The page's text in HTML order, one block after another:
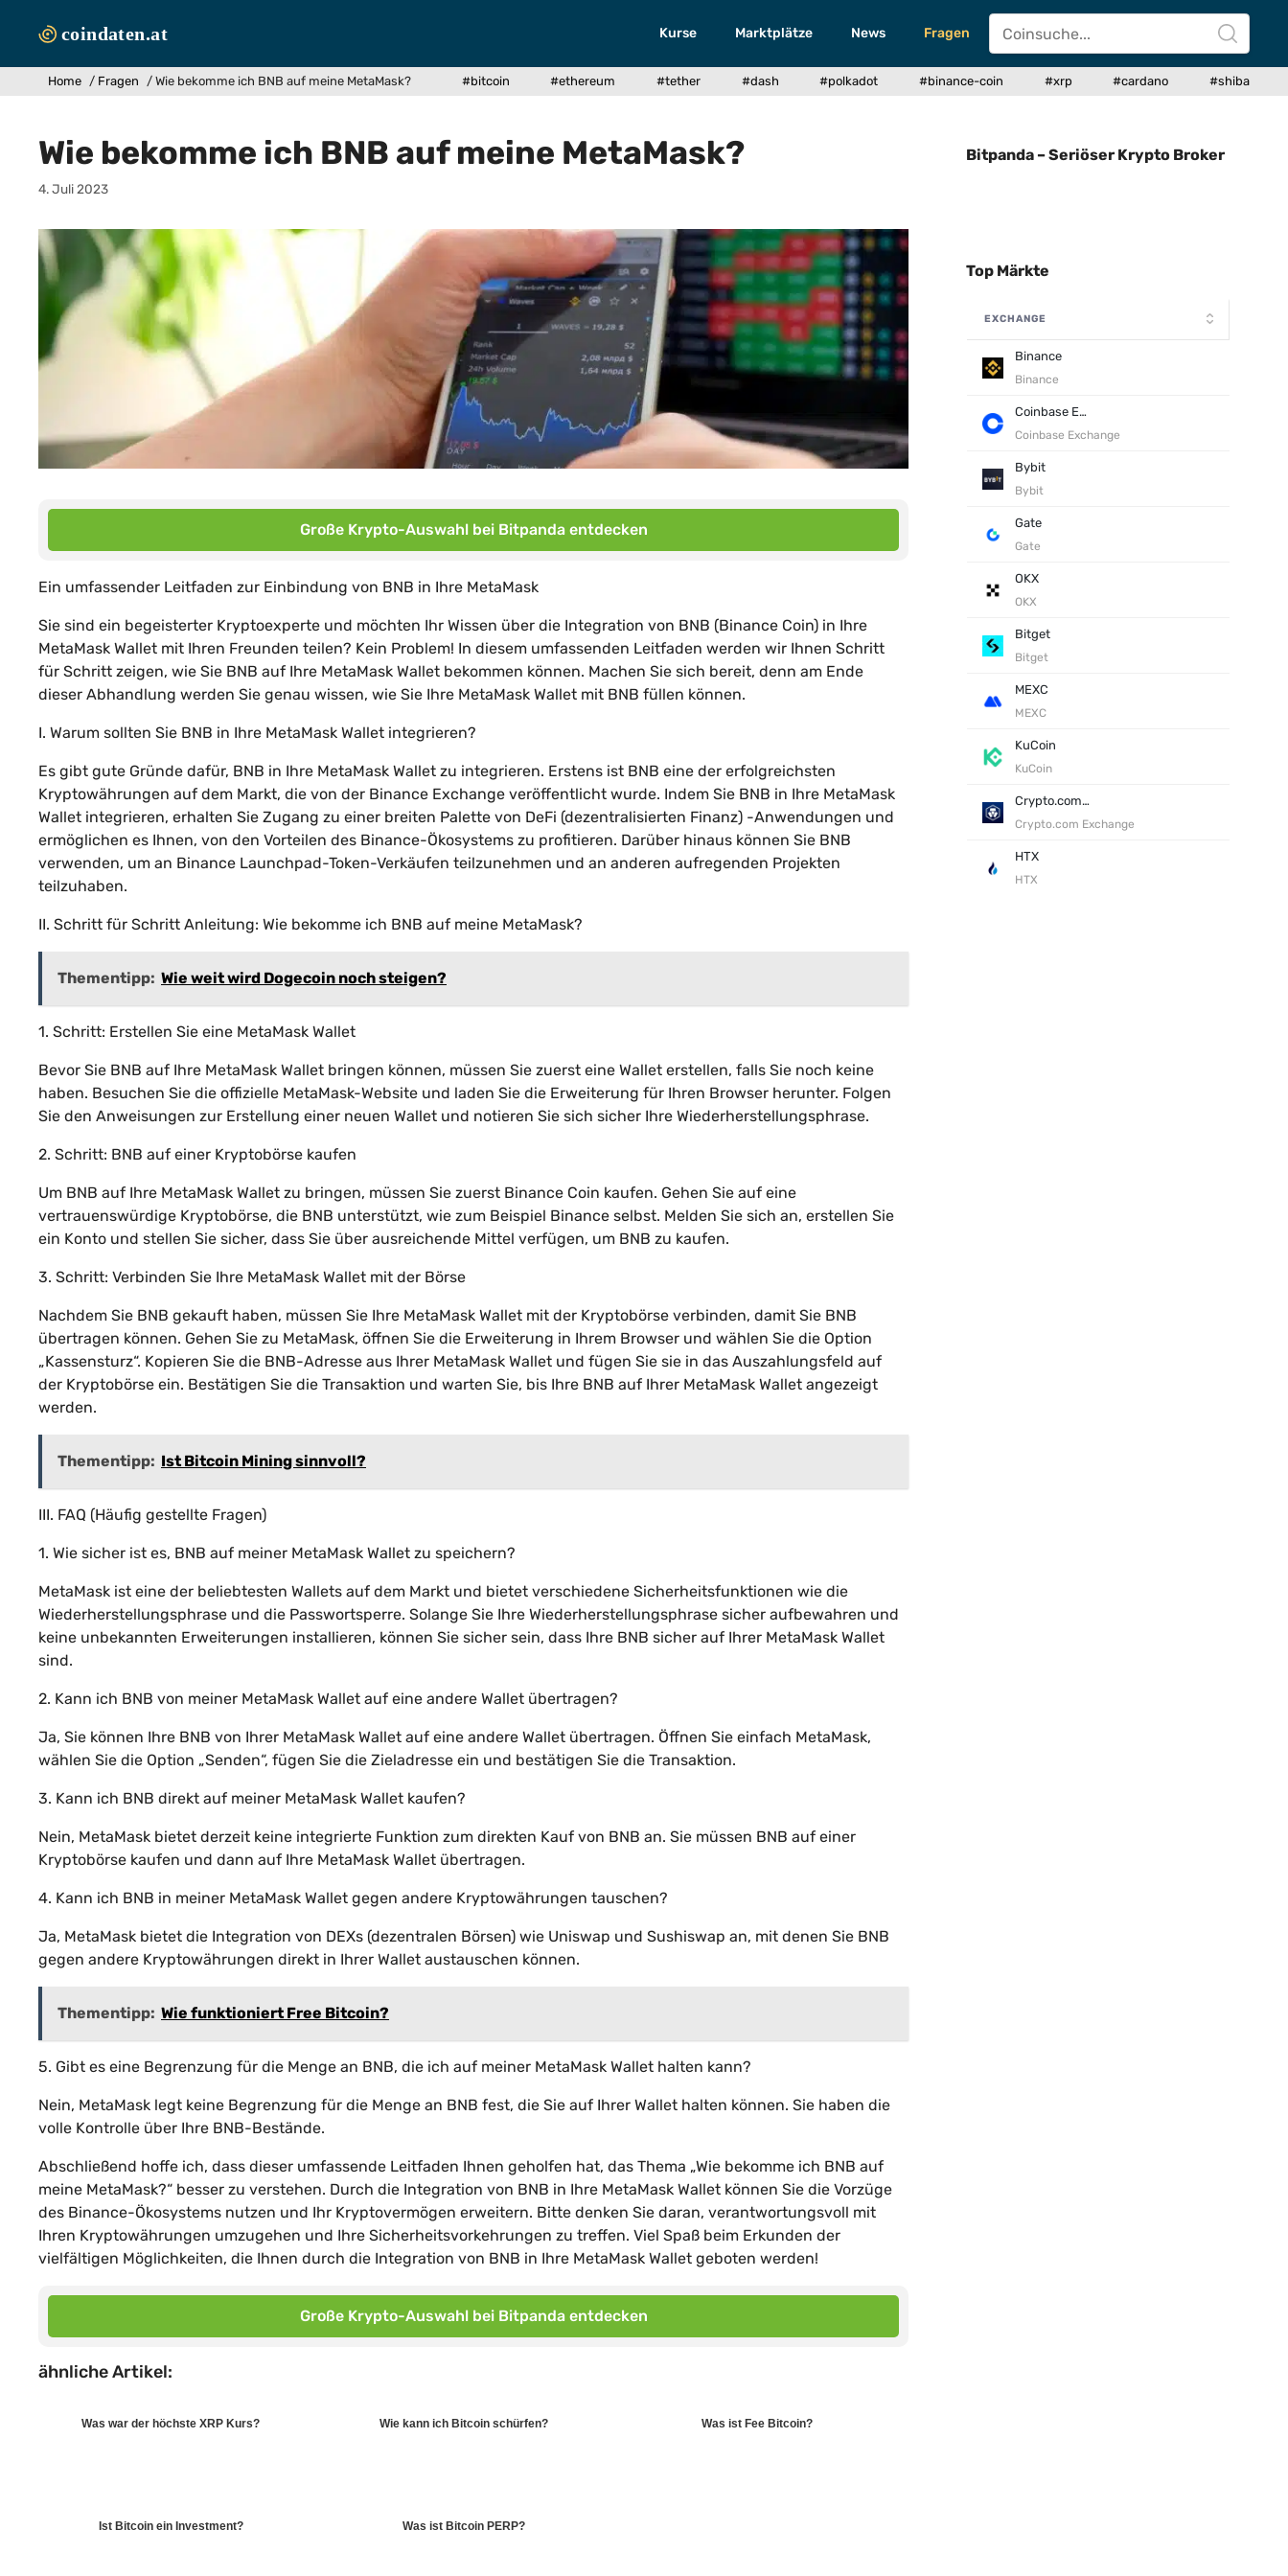
Inhalt
Kurse Marktplätze News Fragen
Home / Fragen / Wie bekomme ich BNB auf meine MetaMask? #bitcoin #ethereum #tether #dash #polkadot #binance-coin #xrp #cardano #shiba
Wie bekomme ich BNB auf meine MetaMask?
4. Juli 2023
Große Krypto-Auswahl bei Bitpanda entdecken
Ein umfassender Leitfaden zur Einbindung von BNB in Ihre MetaMask
Sie sind ein begeisterter Kryptoexperte und möchten Ihr Wissen über die Integration von BNB (Binance Coin) in Ihre
MetaMask Wallet mit Ihren Freunden teilen? Kein Problem! In diesem umfassenden Leitfaden werden wir Ihnen Schritt
für Schritt zeigen, wie Sie BNB auf Ihre MetaMask Wallet bekommen können. Machen Sie sich bereit, denn am Ende
dieser Abhandlung werden Sie genau wissen, wie Sie Ihre MetaMask Wallet mit BNB füllen können.
I. Warum sollten Sie BNB in Ihre MetaMask Wallet integrieren?
Es gibt gute Gründe dafür, BNB in Ihre MetaMask Wallet zu integrieren. Erstens ist BNB eine der erfolgreichsten
Kryptowährungen auf dem Markt, die von der Binance Exchange veröffentlicht wurde. Indem Sie BNB in Ihre MetaMask
Wallet integrieren, erhalten Sie Zugang zu einer breiten Palette von DeFi (dezentralisierten Finanz) -Anwendungen und
ermöglichen es Ihnen, von den Vorteilen des Binance-Ökosystems zu profitieren. Darüber hinaus können Sie BNB
verwenden, um an Binance Launchpad-Token-Verkäufen teilzunehmen und an anderen aufregenden Projekten
teilzuhaben.
II. Schritt für Schritt Anleitung: Wie bekomme ich BNB auf meine MetaMask?
Thementipp: Wie weit wird Dogecoin noch steigen?
1. Schritt: Erstellen Sie eine MetaMask Wallet
Bevor Sie BNB auf Ihre MetaMask Wallet bringen können, müssen Sie zuerst eine Wallet erstellen, falls Sie noch keine
haben. Besuchen Sie die offizielle MetaMask-Website und laden Sie die Erweiterung für Ihren Browser herunter. Folgen
Sie den Anweisungen zur Erstellung einer neuen Wallet und notieren Sie sich sicher Ihre Wiederherstellungsphrase.
2. Schritt: BNB auf einer Kryptobörse kaufen
Um BNB auf Ihre MetaMask Wallet zu bringen, müssen Sie zuerst Binance Coin kaufen. Gehen Sie auf eine
vertrauenswürdige Kryptobörse, die BNB unterstützt, wie zum Beispiel Binance selbst. Melden Sie sich an, erstellen Sie
ein Konto und stellen Sie sicher, dass Sie über ausreichende Mittel verfügen, um BNB zu kaufen.
3. Schritt: Verbinden Sie Ihre MetaMask Wallet mit der Börse
Nachdem Sie BNB gekauft haben, müssen Sie Ihre MetaMask Wallet mit der Kryptobörse verbinden, damit Sie BNB
übertragen können. Gehen Sie zu MetaMask, öffnen Sie die Erweiterung in Ihrem Browser und wählen Sie die Option
„Kassensturz“. Kopieren Sie die BNB-Adresse aus Ihrer MetaMask Wallet und fügen Sie sie in das Auszahlungsfeld auf
der Kryptobörse ein. Bestätigen Sie die Transaktion und warten Sie, bis Ihre BNB auf Ihrer MetaMask Wallet angezeigt
werden.
Thementipp: Ist Bitcoin Mining sinnvoll?
III. FAQ (Häufig gestellte Fragen)
1. Wie sicher ist es, BNB auf meiner MetaMask Wallet zu speichern?
MetaMask ist eine der beliebtesten Wallets auf dem Markt und bietet verschiedene Sicherheitsfunktionen wie die
Wiederherstellungsphrase und die Passwortsperre. Solange Sie Ihre Wiederherstellungsphrase sicher aufbewahren und
keine unbekannten Erweiterungen installieren, können Sie sicher sein, dass Ihre BNB sicher auf Ihrer MetaMask Wallet
sind.
2. Kann ich BNB von meiner MetaMask Wallet auf eine andere Wallet übertragen?
Ja, Sie können Ihre BNB von Ihrer MetaMask Wallet auf eine andere Wallet übertragen. Öffnen Sie einfach MetaMask,
wählen Sie die Option „Senden“, fügen Sie die Zieladresse ein und bestätigen Sie die Transaktion.
3. Kann ich BNB direkt auf meiner MetaMask Wallet kaufen?
Nein, MetaMask bietet derzeit keine integrierte Funktion zum direkten Kauf von BNB an. Sie müssen BNB auf einer
Kryptobörse kaufen und dann auf Ihre MetaMask Wallet übertragen.
4. Kann ich BNB in meiner MetaMask Wallet gegen andere Kryptowährungen tauschen?
Ja, MetaMask bietet die Integration von DEXs (dezentralen Börsen) wie Uniswap und Sushiswap an, mit denen Sie BNB
gegen andere Kryptowährungen direkt in Ihrer Wallet austauschen können.
Thementipp: Wie funktioniert Free Bitcoin?
5. Gibt es eine Begrenzung für die Menge an BNB, die ich auf meiner MetaMask Wallet halten kann?
Nein, MetaMask legt keine Begrenzung für die Menge an BNB fest, die Sie auf Ihrer Wallet halten können. Sie haben die
volle Kontrolle über Ihre BNB-Bestände.
Abschließend hoffe ich, dass dieser umfassende Leitfaden Ihnen geholfen hat, das Thema „Wie bekomme ich BNB auf
meine MetaMask?“ besser zu verstehen. Durch die Integration von BNB in Ihre MetaMask Wallet können Sie die Vorzüge
des Binance-Ökosystems nutzen und Ihr Kryptovermögen erweitern. Bitte denken Sie daran, verantwortungsvoll mit
Ihren Kryptowährungen umzugehen und Ihre Sicherheitsvorkehrungen zu treffen. Viel Spaß beim Erkunden der
vielfältigen Möglichkeiten, die Ihnen durch die Integration von BNB in Ihre MetaMask Wallet geboten werden!
Große Krypto-Auswahl bei Bitpanda entdecken
ähnliche Artikel:
Was war der höchste XRP Kurs? Wie kann ich Bitcoin schürfen? Was ist Fee Bitcoin?
Ist Bitcoin ein Investment? Was ist Bitcoin PERP?
Bitpanda – Seriöser Krypto Broker
Top Märkte
EXCHANGE
Binance
Binance
Coinbase Exchange
Coinbase Exchange
Bybit
Bybit
Gate
Gate
OKX
OKX
Bitget
Bitget
MEXC
MEXC
KuCoin
KuCoin
Crypto.com Exchange
Crypto.com Exchange
HTX
HTX